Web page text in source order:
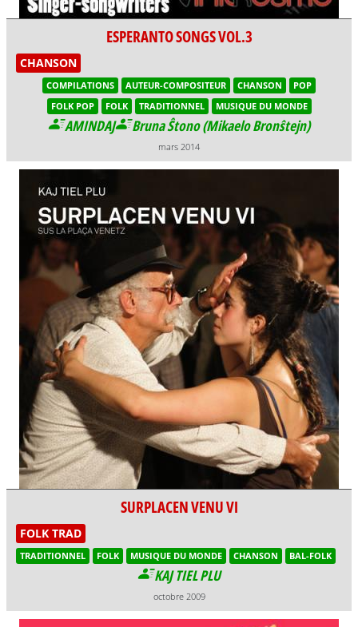
ESPERANTO SONGS VOL.3
CHANSON
COMPILATIONS AUTEUR-COMPOSITEUR CHANSON
POP
FOLK POP
FOLK TRADITIONNEL MUSIQUE DU MONDE
AMINDAJ Bruna Ŝtono (Mikaelo Bronŝtejn)
mars 2014
SURPLACEN VENU VI
FOLK TRAD
TRADITIONNEL FOLK MUSIQUE DU MONDE CHANSON BAL-FOLK
KAJ TIEL PLU
octobre 2009